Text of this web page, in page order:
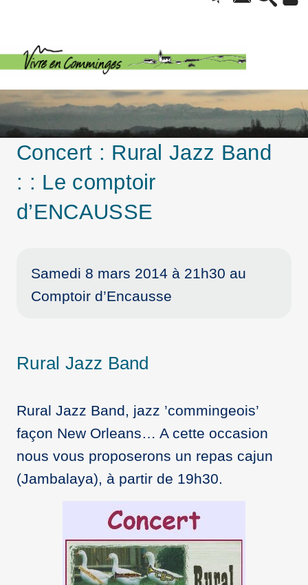
Concert : Rural Jazz Band
: : Le comptoir
d’ENCAUSSE
Samedi 8 mars 2014 à 21h30 au
Comptoir d’Encausse
Rural Jazz Band
Rural Jazz Band, jazz ’commingeois’
façon New Orleans… A cette occasion
nous vous proposerons un repas cajun
(Jambalaya), à partir de 19h30.